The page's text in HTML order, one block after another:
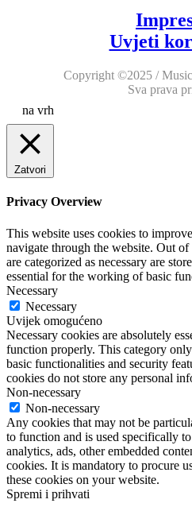
Uvjeti
Copyright ©2025 /
Sva prava
na vrh
Zatvori
Privacy Overview
This website uses cookies to
navigate through the website. Out
are categorized as necessary are
essential for the working of basic
Necessary
Necessary
Uvijek omogućeno
Necessary cookies are absolutely
function properly. This category
basic functionalities and security
cookies do not store any personal
Non-necessary
Non-necessary
Any cookies that may not be
to function and is used specifically
analytics, ads, other embedded
cookies. It is mandatory to procure
these cookies on your website.
Spremi i prihvati